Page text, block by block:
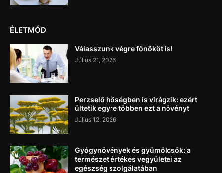
ÉLETMÓD
Válasszunk végre főnököt is!
Július 21, 2026
Perzselő hőségben is virágzik: ezért
ültetik egyre többen ezt a növényt
Július 12, 2026
Gyógynövények és gyümölcsök: a
természet értékes vegyületei az
egészség szolgálatában